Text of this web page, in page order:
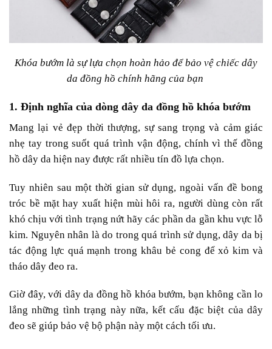
Khóa bướm là sự lựa chọn hoàn hảo để bảo vệ chiếc dây
da đồng hồ chính hãng của bạn
1. Định nghĩa của dòng dây da đồng hồ khóa bướm
Mang lại vẻ đẹp thời thượng, sự sang trọng và cảm giác
nhẹ tay trong suốt quá trình vận động, chính vì thế đồng
hồ dây da hiện nay được rất nhiều tín đồ lựa chọn.
Tuy nhiên sau một thời gian sử dụng, ngoài vấn đề bong
tróc bề mặt hay xuất hiện mùi hôi ra, người dùng còn rất
khó chịu với tình trạng nứt hãy các phần da gần khu vực lỗ
kim. Nguyên nhân là do trong quá trình sử dụng, dây da bị
tác động lực quá mạnh trong khâu bẻ cong để xỏ kim và
tháo dây đeo ra.
Giờ đây, với dây da đồng hồ khóa bướm, bạn không cần lo
lắng những tình trạng này nữa, kết cấu đặc biệt của dây
đeo sẽ giúp bảo vệ bộ phận này một cách tối ưu.